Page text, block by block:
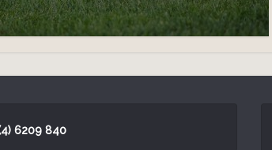
6209 840